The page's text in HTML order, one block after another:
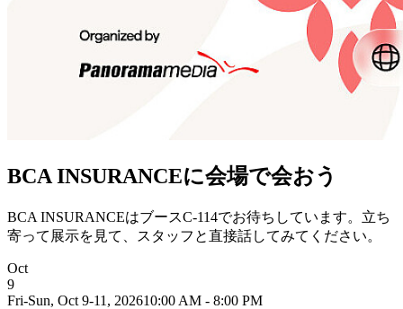
BCA INSURANCEに会場で会おう
BCA INSURANCEはブースC-114でお待ちしています。立ち
寄って展示を見て、スタッフと直接話してみてください。
Oct
9
Fri-Sun, Oct 9-11, 202610:00 AM - 8:00 PM